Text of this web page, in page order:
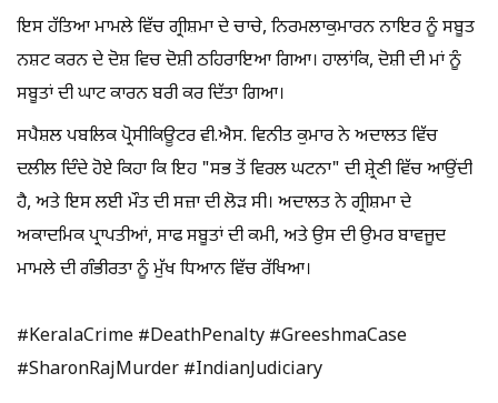
ਇਸ ਹੱਤਿਆ ਮਾਮਲੇ ਵਿੱਚ ਗ੍ਰੀਸ਼ਮਾ ਦੇ ਚਾਚੇ, ਨਿਰਮਲਾਕੁਮਾਰਨ ਨਾਇਰ ਨੂੰ ਸਬੂਤ
ਨਸ਼ਟ ਕਰਨ ਦੇ ਦੋਸ਼ ਵਿਚ ਦੋਸ਼ੀ ਠਹਿਰਾਇਆ ਗਿਆ। ਹਾਲਾਂਕਿ, ਦੋਸ਼ੀ ਦੀ ਮਾਂ ਨੂੰ
ਸਬੂਤਾਂ ਦੀ ਘਾਟ ਕਾਰਨ ਬਰੀ ਕਰ ਦਿੱਤਾ ਗਿਆ।
ਸਪੈਸ਼ਲ ਪਬਲਿਕ ਪ੍ਰੋਸੀਕਿਊਟਰ ਵੀ.ਐਸ. ਵਿਨੀਤ ਕੁਮਾਰ ਨੇ ਅਦਾਲਤ ਵਿੱਚ
ਦਲੀਲ ਦਿੰਦੇ ਹੋਏ ਕਿਹਾ ਕਿ ਇਹ "ਸਭ ਤੋਂ ਵਿਰਲ ਘਟਨਾ" ਦੀ ਸ਼੍ਰੇਣੀ ਵਿੱਚ ਆਉਂਦੀ
ਹੈ, ਅਤੇ ਇਸ ਲਈ ਮੌਤ ਦੀ ਸਜ਼ਾ ਦੀ ਲੋੜ ਸੀ। ਅਦਾਲਤ ਨੇ ਗ੍ਰੀਸ਼ਮਾ ਦੇ
ਅਕਾਦਮਿਕ ਪ੍ਰਾਪਤੀਆਂ, ਸਾਫ ਸਬੂਤਾਂ ਦੀ ਕਮੀ, ਅਤੇ ਉਸ ਦੀ ਉਮਰ ਬਾਵਜੂਦ
ਮਾਮਲੇ ਦੀ ਗੰਭੀਰਤਾ ਨੂੰ ਮੁੱਖ ਧਿਆਨ ਵਿੱਚ ਰੱਖਿਆ।
#KeralaCrime #DeathPenalty #GreeshmaCase
#SharonRajMurder #IndianJudiciary